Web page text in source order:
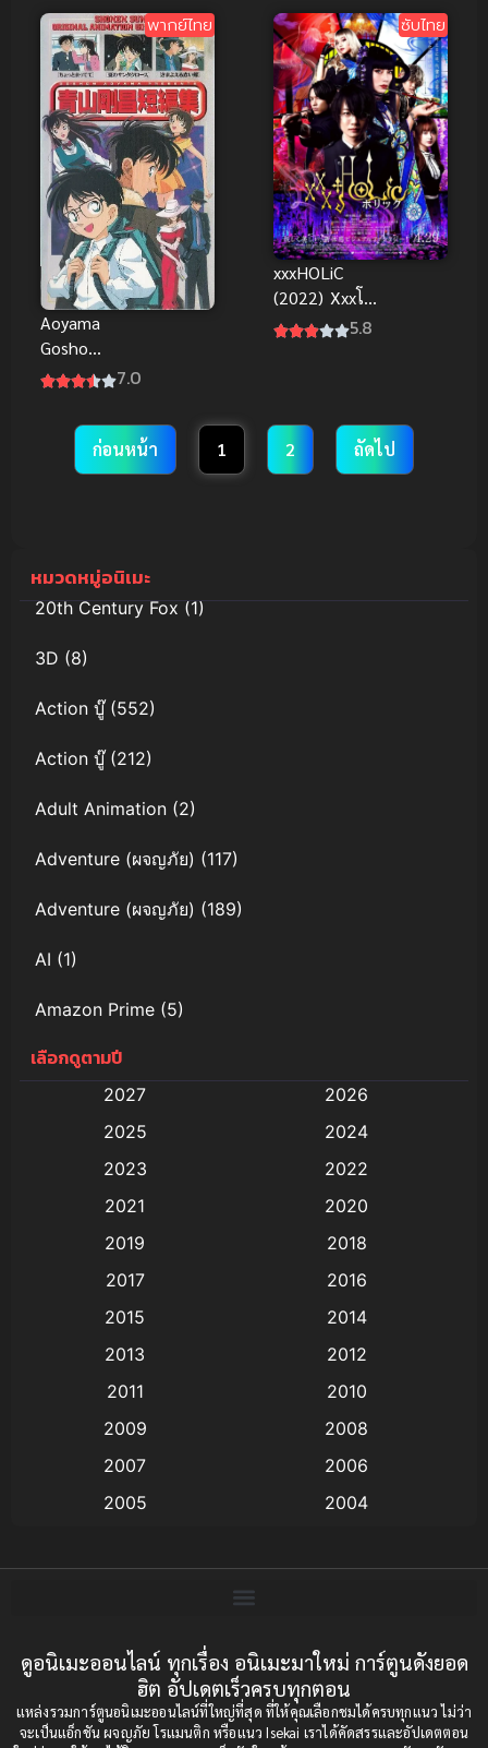
สาวร็อคแห่งอ
เควสเทรีย
รัก พากย์ไทย
พากย์ไทย
Aoyama
Gosho
TanpenShu
ของ อาโอยาม่
า โกโช พากย์
ไทย ดู
7.0
ซับไทย
xxxHOLiC
(2022) Xxxโฮ
ลิค ซับไทย ดู
5.8
ก่อนหน้า 1 2 ถัดไป
หมวดหมู่อนิเมะ
20th Century Fox(1)
3D (8)
Action บู๊(552)
Action บู๊(212)
Adult Animation (2)
Adventure (ผจญภัย) (117)
Adventure (ผจญภัย) (189)
AI (1)
Amazon Prime (5)
Anal (ประตูหลัง)
Animation การ์ตูน
Animation อนิเมะ
Animation แอนิเมชัน
(9)
Big tits (นมใหญ่)
Bitch (ผู้หญิงร่าน)
Bondage (ทาส)(1)
boys love(1)
เลือกดูตามปี
2027
2026
2025
2024
2023
2022
2021
2020
2019
2018
2017
2016
2015
2014
2013
2012
2011
2010
2009
2008
2007
2006
2005
2004
2001
2000
1997
1996
1993
1992
1991
1990
ดูอนิเมะออนไลน์ ทุกเรื่อง อนิเมะมาใหม่ การ์ตูนดังยอด
ฮิต อัปเดตเร็วครบทุกตอน
แหล่งรวมการ์ตูนอนิเมะออนไลน์ที่ใหญ่ที่สุด ที่ให้คุณเลือกชมได้ครบทุกแนว ไม่ว่า
จะเป็นแอ็กชัน ผจญภัย โรแมนติก หรือแนว Isekai เราได้คัดสรรและอัปเดตตอน